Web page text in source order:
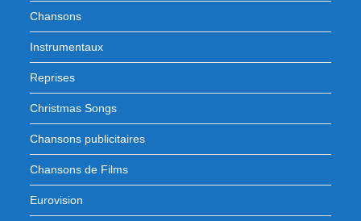
Chansons
Instrumentaux
Reprises
Christmas Songs
Chansons publicitaires
Chansons de Films
Eurovision